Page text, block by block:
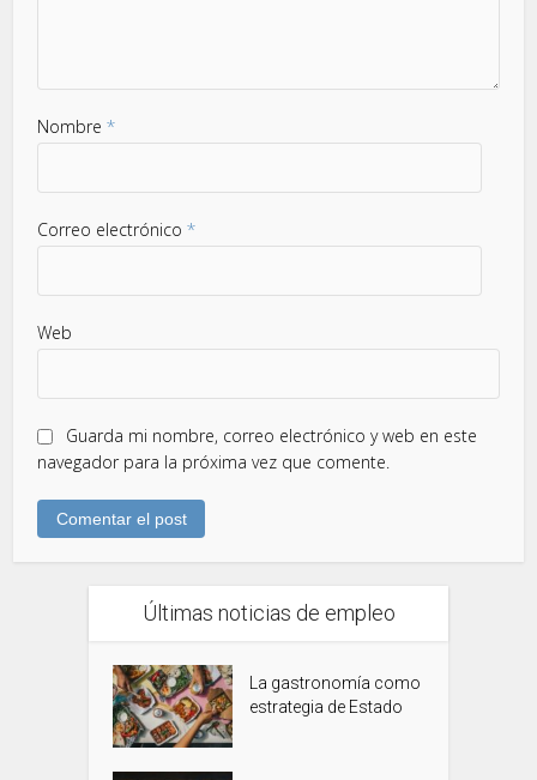
Nombre*
Correo electrónico*
Web
Guarda mi nombre, correo electrónico y web en este
navegador para la próxima vez que comente.
Últimas noticias de empleo
La gastronomía como
estrategia de Estado